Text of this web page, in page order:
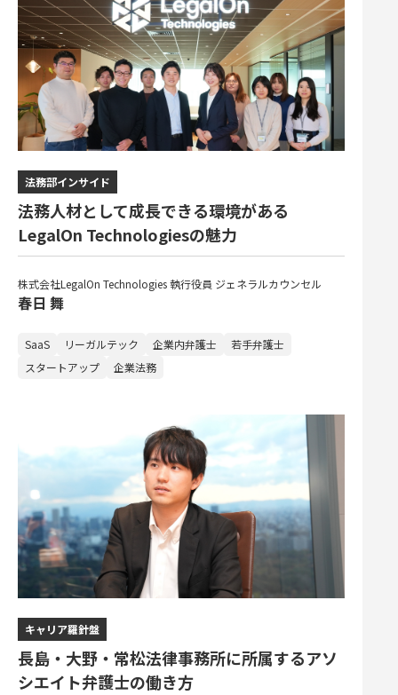
法務部インサイド
法務人材として成長できる環境がある
LegalOn Technologiesの魅力
株式会社LegalOn Technologies 執行役員 ジェネラルカウンセル
春日 舞
SaaS リーガルテック 企業内弁護士
若手弁護士
スタートアップ
企業法務
キャリア羅針盤
長島・大野・常松法律事務所に所属するアソ
シエイト弁護士の働き方